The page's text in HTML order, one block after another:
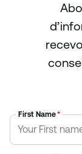
First Name*